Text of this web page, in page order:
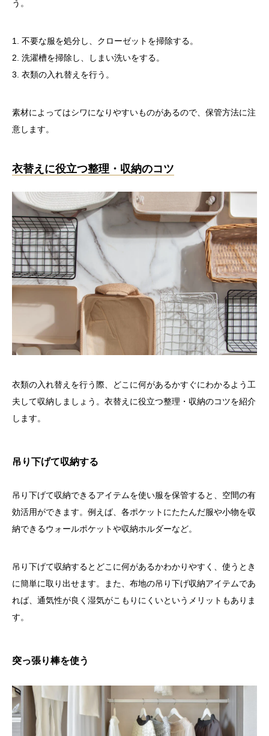
う。
不要な服を処分し、クローゼットを掃除する。
洗濯槽を掃除し、しまい洗いをする。
衣類の入れ替えを行う。
素材によってはシワになりやすいものがあるので、保管方法に注
意します。
衣替えに役立つ整理・収納のコツ
衣類の入れ替えを行う際、どこに何があるかすぐにわかるよう工
夫して収納しましょう。衣替えに役立つ整理・収納のコツを紹介
します。
吊り下げて収納する
吊り下げて収納できるアイテムを使い服を保管すると、空間の有
効活用ができます。例えば、各ポケットにたたんだ服や小物を収
納できるウォールポケットや収納ホルダーなど。
吊り下げて収納するとどこに何があるかわかりやすく、使うとき
に簡単に取り出せます。また、布地の吊り下げ収納アイテムであ
れば、通気性が良く湿気がこもりにくいというメリットもありま
す。
突っ張り棒を使う